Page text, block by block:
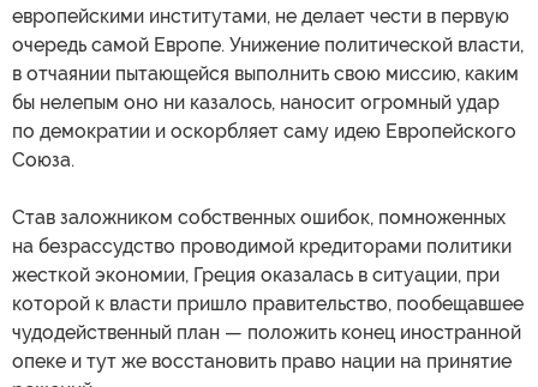
европейскими институтами, не делает чести в первую
очередь самой Европе. Унижение политической власти,
в отчаянии пытающейся выполнить свою миссию, каким
бы нелепым оно ни казалось, наносит огромный удар
по демократии и оскорбляет саму идею Европейского
Союза.
Став заложником собственных ошибок, помноженных
на безрассудство проводимой кредиторами политики
жесткой экономии, Греция оказалась в ситуации, при
которой к власти пришло правительство, пообещавшее
чудодейственный план — положить конец иностранной
опеке и тут же восстановить право нации на принятие